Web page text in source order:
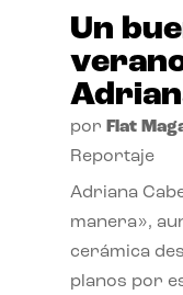
Un
por Flat
Reportaje
Adriana
manera»,
cerámica
planos por